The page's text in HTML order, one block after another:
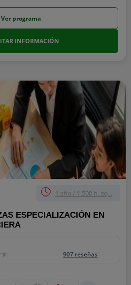
Ver programa
INFORMACIÓN
1 año / 1.500 h. eq...
ESPECIALIZACIÓN EN
907 reseñas